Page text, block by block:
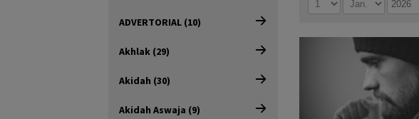
ADVERTORIAL (10)
Akhlak (29)
Akidah (30)
Akidah Aswaja (9)